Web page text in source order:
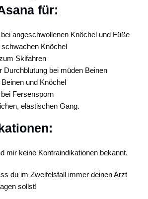
für:
angeschwollenen Knöchel und Füße
Knöchel
Skifahren
Durchblutung bei müden Beinen
und Knöchel
Fersensporn
elastischen Gang.
mir keine Kontraindikationen bekannt.
du im Zweifelsfall immer deinen Arzt
sollst!